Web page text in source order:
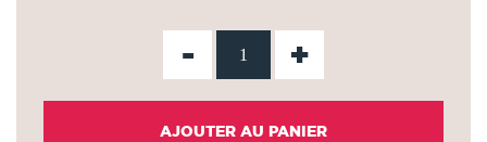
- +
AJOUTER AU PANIER